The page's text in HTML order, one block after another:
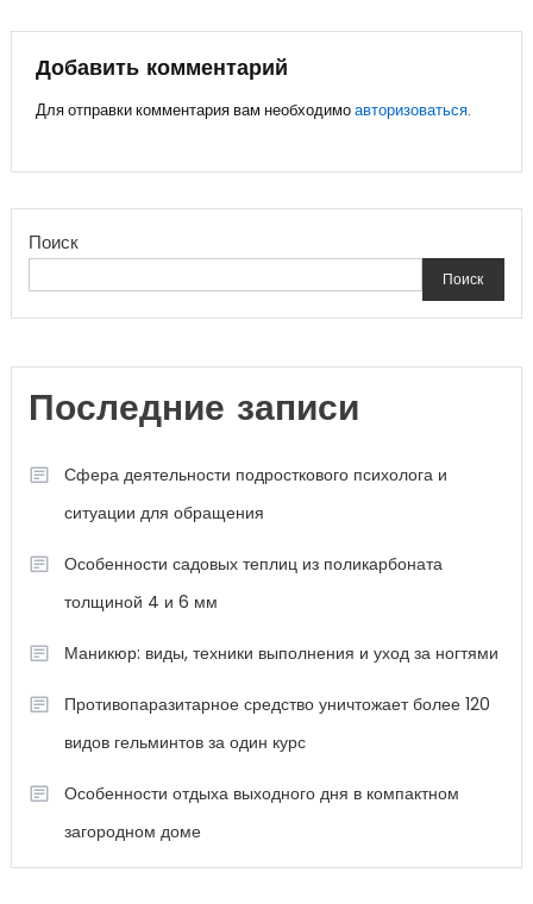
по
записям
Добавить комментарий
Для отправки комментария вам необходимоавторизоваться.
Поиск
Поиск
Последние записи
Сфера деятельности подросткового психолога и
ситуации для обращения
Особенности садовых теплиц из поликарбоната
толщиной 4 и 6 мм
Маникюр: виды, техники выполнения и уход за ногтями
Противопаразитарное средство уничтожает более 120
видов гельминтов за один курс
Особенности отдыха выходного дня в компактном
загородном доме